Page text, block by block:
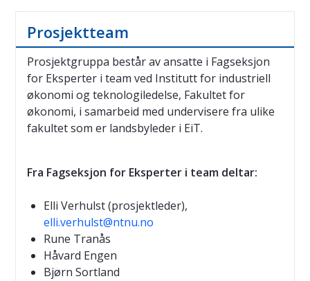
Prosjektteam
Prosjektgruppa består av ansatte i Fagseksjon
for Eksperter i team ved Institutt for industriell
økonomi og teknologiledelse, Fakultet for
økonomi, i samarbeid med undervisere fra ulike
fakultet som er landsbyleder i EiT.
Fra Fagseksjon for Eksperter i team deltar:
Elli Verhulst (prosjektleder),
elli.verhulst@ntnu.no
Rune Tranås
Håvard Engen
Bjørn Sortland